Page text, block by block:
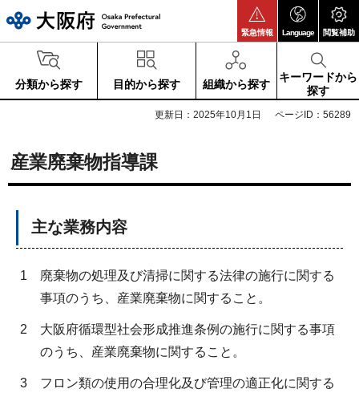
緊急情報 Language 閲覧補助
分類から探す 目的から探す 組織から探す
キーワードから
探す
更新日：2025年10月1日 ページID：56289
産業廃棄物指導課
主な業務内容
1
廃棄物の処理及び清掃に関する法律の施行に関する
事項のうち、産業廃棄物に関すること。
2
大阪府循環型社会形成推進条例の施行に関する事項
のうち、産業廃棄物に関すること。
3
フロン類の使用の合理化及び管理の適正化に関する